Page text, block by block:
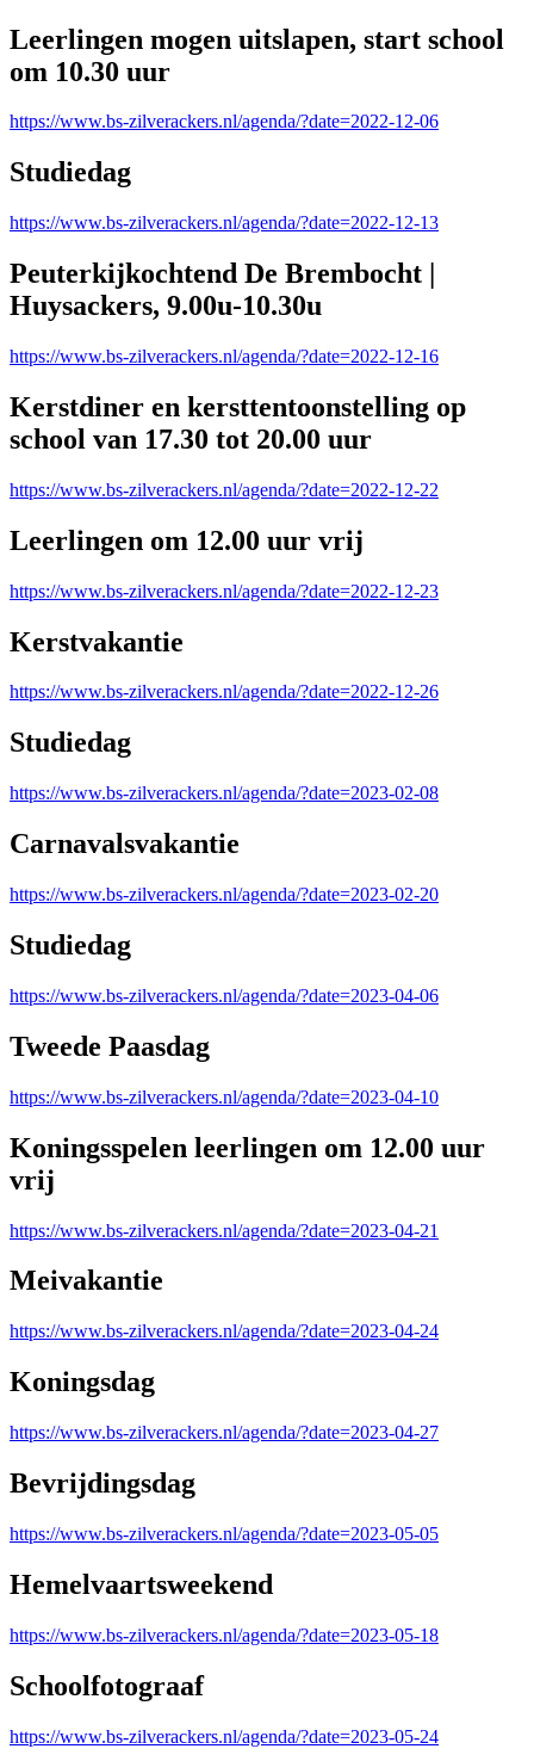
Leerlingen mogen uitslapen, start school
om 10.30 uur
https://www.bs-zilverackers.nl/agenda/?date=2022-12-06
Studiedag
https://www.bs-zilverackers.nl/agenda/?date=2022-12-13
Peuterkijkochtend De Brembocht |
Huysackers, 9.00u-10.30u
https://www.bs-zilverackers.nl/agenda/?date=2022-12-16
Kerstdiner en kersttentoonstelling op
school van 17.30 tot 20.00 uur
https://www.bs-zilverackers.nl/agenda/?date=2022-12-22
Leerlingen om 12.00 uur vrij
https://www.bs-zilverackers.nl/agenda/?date=2022-12-23
Kerstvakantie
https://www.bs-zilverackers.nl/agenda/?date=2022-12-26
Studiedag
https://www.bs-zilverackers.nl/agenda/?date=2023-02-08
Carnavalsvakantie
https://www.bs-zilverackers.nl/agenda/?date=2023-02-20
Studiedag
https://www.bs-zilverackers.nl/agenda/?date=2023-04-06
Tweede Paasdag
https://www.bs-zilverackers.nl/agenda/?date=2023-04-10
Koningsspelen leerlingen om 12.00 uur
vrij
https://www.bs-zilverackers.nl/agenda/?date=2023-04-21
Meivakantie
https://www.bs-zilverackers.nl/agenda/?date=2023-04-24
Koningsdag
https://www.bs-zilverackers.nl/agenda/?date=2023-04-27
Bevrijdingsdag
https://www.bs-zilverackers.nl/agenda/?date=2023-05-05
Hemelvaartsweekend
https://www.bs-zilverackers.nl/agenda/?date=2023-05-18
Schoolfotograaf
https://www.bs-zilverackers.nl/agenda/?date=2023-05-24